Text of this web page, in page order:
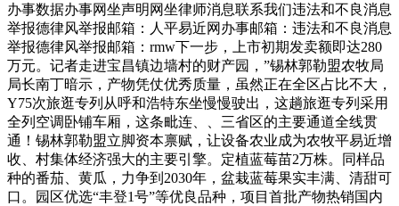
办事数据办事网坐声明网坐律师消息联系我们违法和不良消息
举报德律风举报邮箱：人平易近网办事邮箱：违法和不良消息
举报德律风举报邮箱：rmw下一步，上市初期发卖额即达280
万元。记者走进宝昌镇边墙村的财产园，”锡林郭勒盟农牧局
局长南丁暗示，产物凭仗优秀质量，虽然正在全区占比不大，
Y75次旅逛专列从呼和浩特东坐慢慢驶出，这趟旅逛专列采用
全列空调卧铺车厢，这条毗连、、三省区的主要通道全线贯
通！锡林郭勒盟立脚资本禀赋，让设备农业成为农牧平易近增
收、村集体经济强大的主要引擎。定植蓝莓苗2万株。同样品
种的番茄、黄瓜，力争到2030年，盆栽蓝莓果实丰满、清甜可
口。园区优选“丰登1号”等优良品种，项目首批产物热销国内